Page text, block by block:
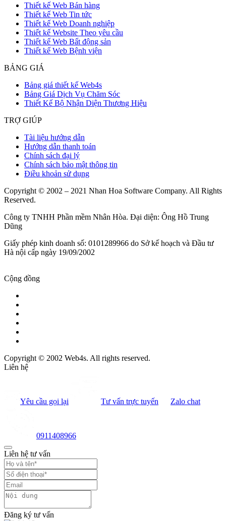
Thiết kế Web Bán hàng
Thiết kế Web Tin tức
Thiết kế Web Doanh nghiệp
Thiết kế Website Theo yêu cầu
Thiết kế Web Bất động sản
Thiết kế Web Bệnh viện
BẢNG GIÁ
Bảng giá thiết kế Web4s
Bảng Giá Dịch Vụ Chăm Sóc
Thiết Kế Bộ Nhận Diện Thương Hiệu
TRỢ GIÚP
Tài liệu hướng dẫn
Hướng dẫn thanh toán
Chính sách đại lý
Chính sách bảo mật thông tin
Điều khoản sử dụng
Copyright © 2002 – 2021 Nhan Hoa Software Company. All Rights
Reserved.
Công ty TNHH Phần mềm Nhân Hòa. Đại diện: Ông Hồ Trung
Dũng
Giấy phép kinh doanh số: 0101289966 do Sở kế hoạch và Đầu tư
Hà nội cấp ngày 19/09/2002
Cộng đồng
Copyright © 2002 Web4s. All rights reserved.
Liên hệ
Yêu cầu gọi lại Tư vấn trực tuyến Zalo chat
0911408966
Liên hệ tư vấn
Đăng ký tư vấn